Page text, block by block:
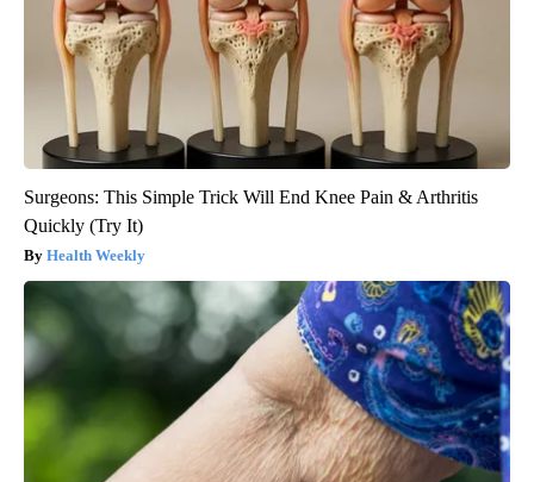
Surgeons: This Simple Trick Will End Knee Pain & Arthritis
Quickly (Try It)
Health Weekly